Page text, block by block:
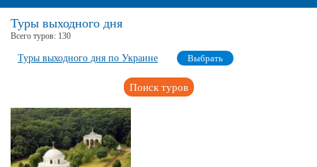
Туры выходного дня
Всего туров: 130
Туры выходного дня по Украине Выбрать
Поиск туров